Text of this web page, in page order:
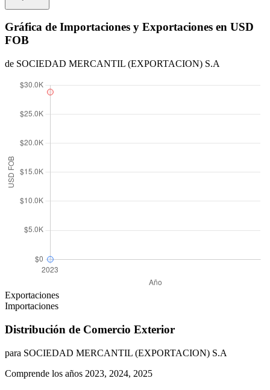
Gráfica de Importaciones y Exportaciones en USD
FOB
de SOCIEDAD MERCANTIL (EXPORTACION) S.A
Exportaciones
Importaciones
Distribución de Comercio Exterior
para SOCIEDAD MERCANTIL (EXPORTACION) S.A
Comprende los años 2023, 2024, 2025